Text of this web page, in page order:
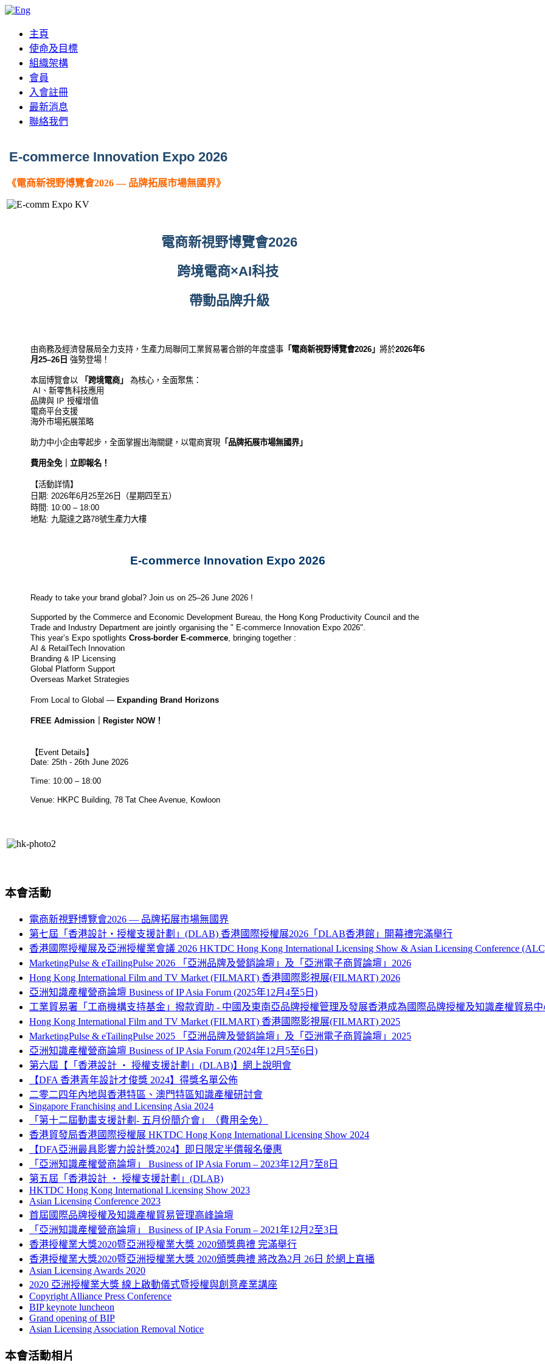
主頁
使命及目標
組織架構
會員
入會註冊
最新消息
聯絡我們
E-commerce Innovation Expo 2026
《電商新視野博覽會2026 — 品牌拓展市場無國界》
電商新視野博覽會2026
跨境電商×AI科技
帶動品牌升級
由商務及經濟發展局全力支持，生產力局聯同工業貿易署合辦的年度盛事 「電商新視野博覽會2026 」將於2026年6
月25–26日強勢登場！
本屆博覽會以 「跨境電商」
為核心，全面聚焦：
AI、新零售科技應用
品牌與 IP 授權增值
電商平台支援
海外市場拓展策略
助力中小企由零起步，全面掌握出海關鍵，以電商實現 「品牌拓展市場無國界」
費用全免｜立即報名！
【活動詳情】
日期: 2026年6月25至26日（星期四至五）
時間: 10:00 – 18:00
地點: 九龍達之路78號生產力大樓
E-commerce Innovation Expo 2026
Ready to take your brand global? Join us on 25–26 June 2026 !
Supported by the Commerce and Economic Development Bureau, the Hong Kong Productivity Council and the
Trade and Industry Department are jointly organising the " E-commerce Innovation Expo 2026".
This year’s Expo spotlightsCross-border E-commerce, bringing together :
AI & RetailTech Innovation
Branding & IP Licensing
Global Platform Support
Overseas Market Strategies
From Local to Global — Expanding Brand Horizons
FREE Admission｜Register NOW！
【Event Details】
Date: 25th - 26th June 2026
Time: 10:00 – 18:00
Venue: HKPC Building, 78 Tat Chee Avenue, Kowloon
本會活動
電商新視野博覽會2026 — 品牌拓展市場無國界
第七屆「香港設計‧授權支援計劃」(DLAB) 香港國際授權展2026「DLAB香港館」開幕禮完滿舉行
香港國際授權展及亞洲授權業會議 2026 HKTDC Hong Kong International Licensing Show & Asian Licensing Conference
MarketingPulse & eTailingPulse 2026 「亞洲品牌及營銷論壇」及「亞洲電子商貿論壇」2026
Hong Kong International Film and TV Market (FILMART) 香港國際影視展(FILMART) 2026
亞洲知識產權營商論壇 Business of IP Asia Forum (2025年12月4至5日)
工業貿易署「工商機構支持基金」撥款資助 - 中國及東南亞品牌授權管理及發展香港成為國際品牌授權及知識產權貿易中
Hong Kong International Film and TV Market (FILMART) 香港國際影視展(FILMART) 2025
MarketingPulse & eTailingPulse 2025 「亞洲品牌及營銷論壇」及「亞洲電子商貿論壇」2025
亞洲知識產權營商論壇 Business of IP Asia Forum (2024年12月5至6日)
第六屆【「香港設計 ‧ 授權支援計劃」(DLAB)】網上說明會
【DFA 香港青年設計才俊獎 2024】得獎名單公佈
二零二四年內地與香港特區、澳門特區知識產權研討會
Singapore Franchising and Licensing Asia 2024
「第十二屆動畫支援計劃- 五月份簡介會」（費用全免）
香港貿發局香港國際授權展 HKTDC Hong Kong International Licensing Show 2024
【DFA亞洲最具影響力設計獎2024】即日限定半價報名優惠
「亞洲知識產權營商論壇」 Business of IP Asia Forum – 2023年12月7至8日
第五屆「香港設計 ‧ 授權支援計劃」(DLAB)
HKTDC Hong Kong International Licensing Show 2023
Asian Licensing Conference 2023
首屆國際品牌授權及知識產權貿易管理高峰論壇
「亞洲知識產權營商論壇」 Business of IP Asia Forum – 2021年12月2至3日
香港授權業大獎2020暨亞洲授權業大獎 2020頒獎典禮 完滿舉行
香港授權業大獎2020暨亞洲授權業大獎 2020頒獎典禮 將改為2月 26日 於網上直播
Asian Licensing Awards 2020
2020 亞洲授權業大獎 線上啟動儀式暨授權與創意產業講座
Copyright Alliance Press Conference
BIP keynote luncheon
Grand opening of BIP
Asian Licensing Association Removal Notice
本會活動相片